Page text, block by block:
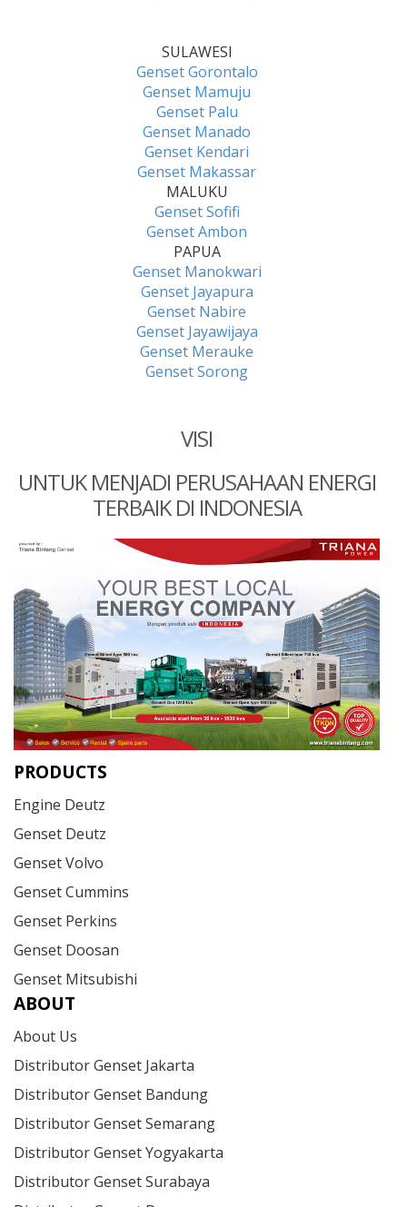
SULAWESI
Genset Gorontalo
Genset Mamuju
Genset Palu
Genset Manado
Genset Kendari
Genset Makassar
MALUKU
Genset Sofifi
Genset Ambon
PAPUA
Genset Manokwari
Genset Jayapura
Genset Nabire
Genset Jayawijaya
Genset Merauke
Genset Sorong
VISI
UNTUK MENJADI PERUSAHAAN ENERGI
TERBAIK DI INDONESIA
PRODUCTS
Engine Deutz
Genset Deutz
Genset Volvo
Genset Cummins
Genset Perkins
Genset Doosan
Genset Mitsubishi
ABOUT
About Us
Distributor Genset Jakarta
Distributor Genset Bandung
Distributor Genset Semarang
Distributor Genset Yogyakarta
Distributor Genset Surabaya